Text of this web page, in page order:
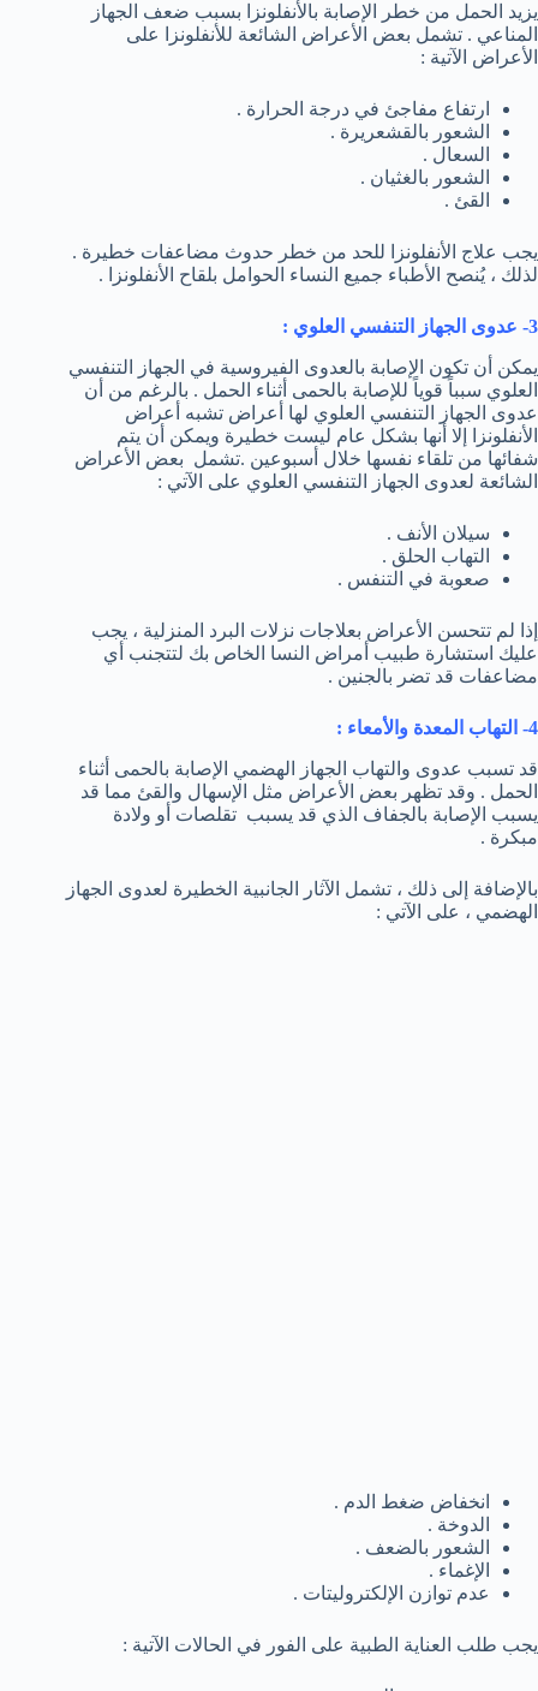
يزيد الحمل من خطر الإصابة بالأنفلونزا بسبب ضعف الجهاز
المناعي . تشمل بعض الأعراض الشائعة للأنفلونزا على
الأعراض الآتية :
ارتفاع مفاجئ في درجة الحرارة .
الشعور بالقشعريرة .
السعال .
الشعور بالغثيان .
القئ .
يجب علاج الأنفلونزا للحد من خطر حدوث مضاعفات خطيرة .
لذلك ، يُنصح الأطباء جميع النساء الحوامل بلقاح الأنفلونزا .
3- عدوى الجهاز التنفسي العلوي :
يمكن أن تكون الإصابة بالعدوى الفيروسية في الجهاز التنفسي
العلوي سبباً قوياً للإصابة بالحمى أثناء الحمل . بالرغم من أن
عدوى الجهاز التنفسي العلوي لها أعراض تشبه أعراض
الأنفلونزا إلا أنها بشكل عام ليست خطيرة ويمكن أن يتم
شفائها من تلقاء نفسها خلال أسبوعين .تشمل بعض الأعراض
الشائعة لعدوى الجهاز التنفسي العلوي على الآتي :
سيلان الأنف .
التهاب الحلق .
صعوبة في التنفس .
إذا لم تتحسن الأعراض بعلاجات نزلات البرد المنزلية ، يجب
عليك استشارة طبيب أمراض النسا الخاص بك لتتجنب أي
مضاعفات قد تضر بالجنين .
4- التهاب المعدة والأمعاء :
قد تسبب عدوى والتهاب الجهاز الهضمي الإصابة بالحمى أثناء
الحمل . وقد تظهر بعض الأعراض مثل الإسهال والقئ مما قد
يسبب الإصابة بالجفاف الذي قد يسبب تقلصات أو ولادة
مبكرة .
بالإضافة إلى ذلك ، تشمل الآثار الجانبية الخطيرة لعدوى الجهاز
الهضمي ، على الآتي :
انخفاض ضغط الدم .
الدوخة .
الشعور بالضعف .
الإغماء .
عدم توازن الإلكتروليتات .
يجب طلب العناية الطبية على الفور في الحالات الآتية :